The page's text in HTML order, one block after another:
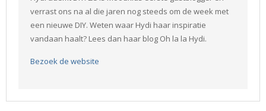
verrast ons na al die jaren nog steeds om de week met
een nieuwe DIY. Weten waar Hydi haar inspiratie
vandaan haalt? Lees dan haar blog Oh la la Hydi.
Bezoek de website